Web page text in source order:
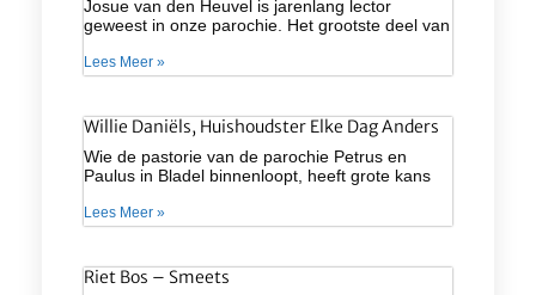
Josue van den Heuvel is jarenlang lector
geweest in onze parochie. Het grootste deel van
Lees Meer »
Willie Daniëls, Huishoudster Elke Dag Anders
Wie de pastorie van de parochie Petrus en
Paulus in Bladel binnenloopt, heeft grote kans
Lees Meer »
Riet Bos – Smeets